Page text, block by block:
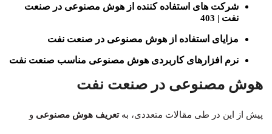
شرکت های استفاده کننده از هوش مصنوعی در صنعت
نفت | 403
مزایای استفاده از هوش مصنوعی در صنعت نفت
نرم افزارهای کاربردی هوش مصنوعی مناسب صنعت نفت
هوش مصنوعی در صنعت نفت
پیش از این در طی مقالات متعددی، بهتعریف هوش مصنوعی و